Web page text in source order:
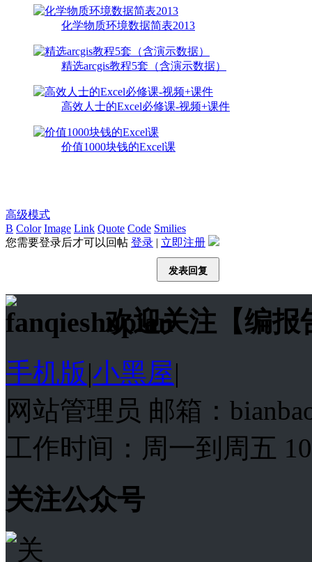
化学物质环境数据简表2013
精选arcgis教程5套（含演示数据）
高效人士的Excel必修课-视频+课件
价值1000块钱的Excel课
高级模式
B Color Image Link Quote Code Smilies
您需要登录后才可以回帖 登录 | 立即注册
发表回复
欢迎关注【编报
手机版|小黑屋|
网站管理员 邮箱：
工作时间：周一到周五
关注公众号